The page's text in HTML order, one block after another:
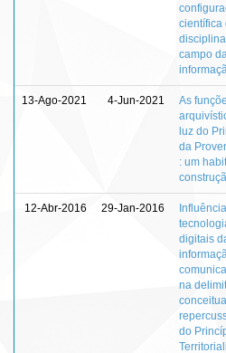
científica
campo da
13-Ago-2021 4-Jun-2021
As
luz do
da
: um
12-Abr-2016 29-Jan-2016
digitais
na
do